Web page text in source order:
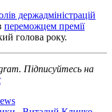
держадміністрацій
переможцем премії
голова року.
Підписуйтесь на